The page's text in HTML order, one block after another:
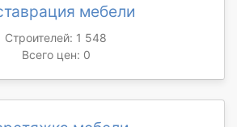
мебели
Строителей: 1 548
Всего цен: 0